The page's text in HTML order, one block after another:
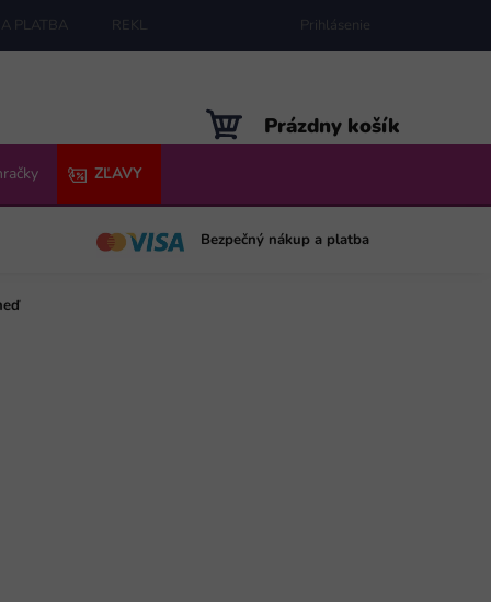
PLATBA REKLAMÁCIE MAPA SERVERU
Prihlásenie
NÁKUPNÝ
KOŠÍK
Prázdny košík
ZĽAVY
Bezpečný nákup a platba